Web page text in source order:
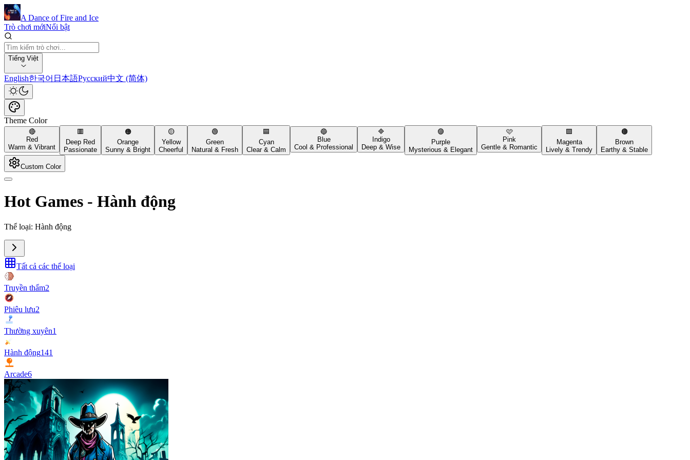
A Dance of Fire and Ice
Trò chơi mớiNổi bật
Tiếng Việt
English한국어 日本語Русский中文 (简体)
Theme Color
🔴
Red
Warm & Vibrant
🟥
Deep Red
Passionate
🟠
Orange
Sunny & Bright
🟡
Yellow
Cheerful
🟢
Green
Natural & Fresh
🟦
Cyan
Clear & Calm
🔵
Blue
Cool & Professional
🔷
Indigo
Deep & Wise
🟣
Purple
Mysterious & Elegant
🩷
Pink
Gentle & Romantic
🟪
Magenta
Lively & Trendy
🟤
Brown
Earthy & Stable
Custom Color
Hot Games - Hành động
Thể loại: Hành động
Tất cả các thể loại
Truyền thẩm2
Phiêu lưu2
Thường xuyên1
Hành động141
Arcade6